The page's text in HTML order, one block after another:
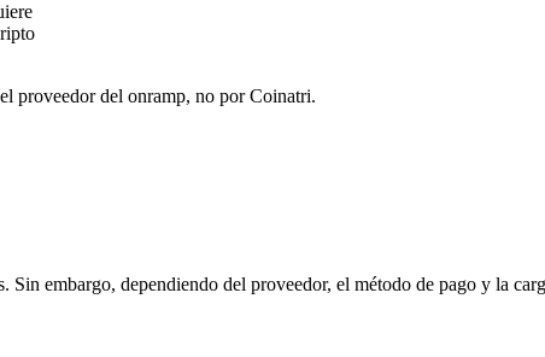
proveedor del onramp, no por Coinatri.
Sin embargo, dependiendo del proveedor, el método de pago y la